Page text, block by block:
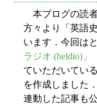
本ブログの読
方々より「英語
います．今回は
ラジオ (heldio)」
ていただいてい
を作成しました
連動した記事も